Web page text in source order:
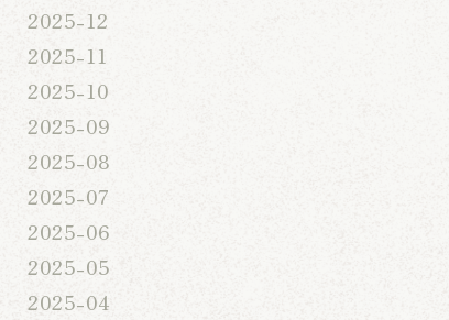
2025-12
2025-11
2025-10
2025-09
2025-08
2025-07
2025-06
2025-05
2025-04